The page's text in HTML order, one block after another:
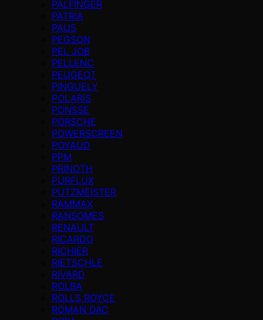
PALFINGER
PATRIA
PAUS
PEGSON
PEL JOB
PELLENC
PEUGEOT
PINGUELY
POLARIS
PONSSE
PORSCHE
POWERSCREEN
POYAUD
PPM
PRINOTH
PURFLUX
PUTZMEISTER
RAMMAX
RANSOMES
RENAULT
RICARDO
RICHIER
RIETSCHLE
RIVARD
ROLBA
ROLLS ROYCE
ROMAN DAC